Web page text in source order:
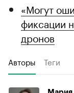
«Могут
фиксации
дронов
Авторы Теги